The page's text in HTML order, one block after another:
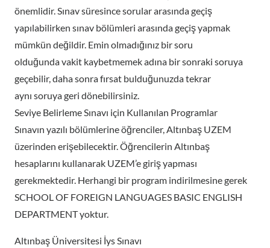
önemlidir. Sınav süresince sorular arasında geçiş
yapılabilirken sınav bölümleri arasında geçiş yapmak
mümkün değildir. Emin olmadığınız bir soru
olduğunda vakit kaybetmemek adına bir sonraki soruya
geçebilir, daha sonra fırsat bulduğunuzda tekrar
aynı soruya geri dönebilirsiniz.
Seviye Belirleme Sınavı için Kullanılan Programlar
Sınavın yazılı bölümlerine öğrenciler, Altınbaş UZEM
üzerinden erişebilecektir. Öğrencilerin Altınbaş
hesaplarını kullanarak UZEM’e giriş yapması
gerekmektedir. Herhangi bir program indirilmesine gerek
SCHOOL OF FOREIGN LANGUAGES BASIC ENGLISH
DEPARTMENT yoktur.
Altınbaş Üniversitesi İys Sınavı